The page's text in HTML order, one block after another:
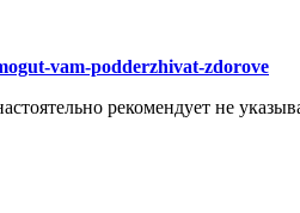
vam-podderzhivat-zdorove
рекомендует не